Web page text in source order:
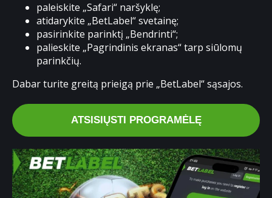
paleiskite „Safari“ naršyklę;
atidarykite „BetLabel“ svetainę;
pasirinkite parinktį „Bendrinti“;
palieskite „Pagrindinis ekranas“ tarp siūlomų
parinkčių.
Dabar turite greitą prieigą prie „BetLabel“ sąsajos.
ATSISIŲSTI PROGRAMĖLĘ